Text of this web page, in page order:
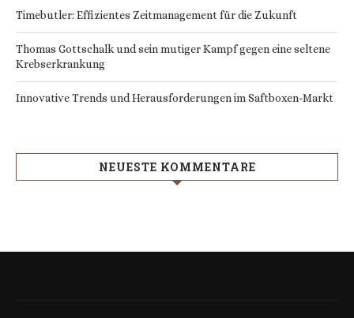
Timebutler: Effizientes Zeitmanagement für die Zukunft
Thomas Gottschalk und sein mutiger Kampf gegen eine seltene
Krebserkrankung
Innovative Trends und Herausforderungen im Saftboxen-Markt
NEUESTE KOMMENTARE